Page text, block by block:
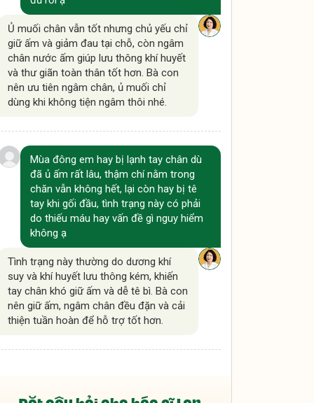
Ủ muối chân vẫn tốt nhưng chủ yếu chỉ
giữ ấm và giảm đau tại chỗ, còn ngâm
chân nước ấm giúp lưu thông khí huyết
và thư giãn toàn thân tốt hơn. Bà con
nên ưu tiên ngâm chân, ủ muối chỉ
dùng khi không tiện ngâm thôi nhé.
Mùa đông em hay bị lạnh tay chân dù
đã ủ ấm rất lâu, thậm chí nằm trong
chăn vẫn không hết, lại còn hay bị tê
tay khi gối đầu, tình trạng này có phải
do thiếu máu hay vấn đề gì nguy hiểm
không ạ
Tình trạng này thường do dương khí
suy và khí huyết lưu thông kém, khiến
tay chân khó giữ ấm và dễ tê bì. Bà con
nên giữ ấm, ngâm chân đều đặn và cải
thiện tuần hoàn để hỗ trợ tốt hơn.
xuống cả cánh tay, cổ tay đến tận các